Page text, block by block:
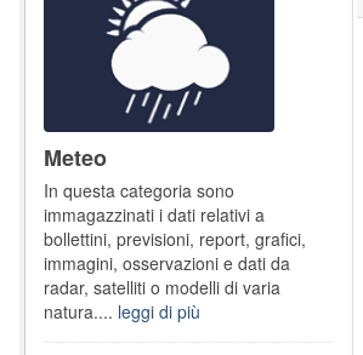
Meteo
In questa categoria sono
immagazzinati i dati relativi a
bollettini, previsioni, report, grafici,
immagini, osservazioni e dati da
radar, satelliti o modelli di varia
natura.... leggi di più